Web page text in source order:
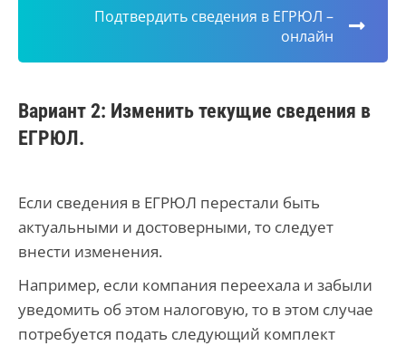
Подтвердить сведения в ЕГРЮЛ –
онлайн
Вариант 2: Изменить текущие сведения в
ЕГРЮЛ.
Если сведения в ЕГРЮЛ перестали быть
актуальными и достоверными, то следует
внести изменения.
Например, если компания переехала и забыли
уведомить об этом налоговую, то в этом случае
потребуется подать следующий комплект